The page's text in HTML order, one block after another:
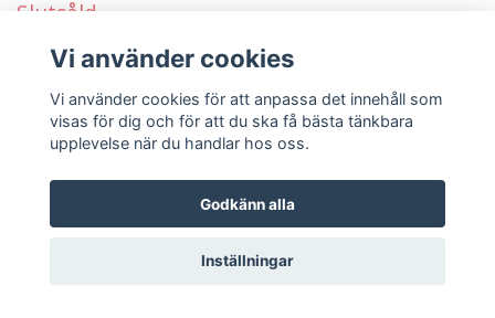
Slutsåld
Vi använder cookies
Vi använder cookies för att anpassa det innehåll som
visas för dig och för att du ska få bästa tänkbara
upplevelse när du handlar hos oss.
Godkänn alla
Inställningar